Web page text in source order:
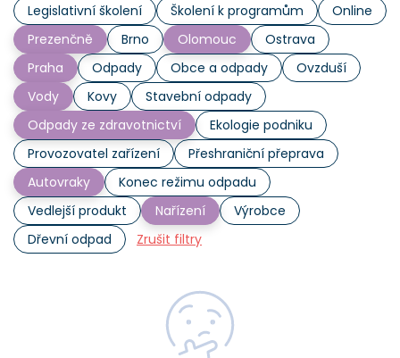
Legislativní školení Školení k programům
Online
Prezenčně
Brno Olomouc
Ostrava
Praha
Odpady Obce a odpady
Ovzduší
Vody
Kovy
Stavební odpady
Odpady ze zdravotnictví
Ekologie podniku
Provozovatel zařízení
Přeshraniční přeprava
Autovraky
Konec režimu odpadu
Vedlejší produkt
Nařízení
Výrobce
Dřevní odpad
Zrušit filtry